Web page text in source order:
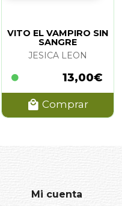
VITO EL VAMPIRO SIN
SANGRE
JESICA LEON
13,00€
Comprar
Mi cuenta